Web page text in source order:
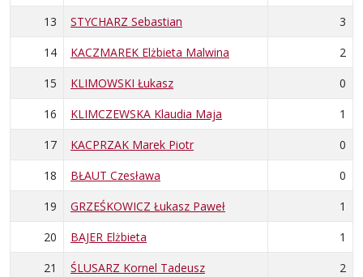
13
STYCHARZ Sebastian
3
14
KACZMAREK Elżbieta Malwina
2
15
KLIMOWSKI Łukasz
0
16
KLIMCZEWSKA Klaudia Maja
1
17
KACPRZAK Marek Piotr
0
18
BŁAUT Czesława
0
19
GRZEŚKOWICZ Łukasz Paweł
1
20
BAJER Elżbieta
1
21
ŚLUSARZ Kornel Tadeusz
2